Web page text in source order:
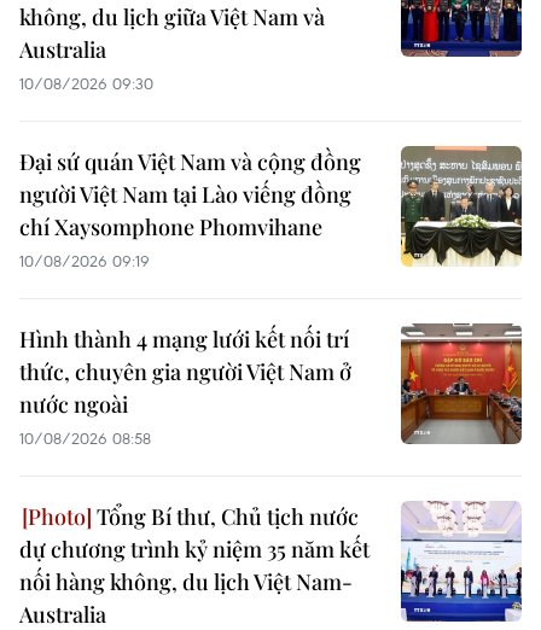
không, du lịch giữa Việt Nam và
Australia
10/08/2026 09:30
Đại sứ quán Việt Nam và cộng đồng
người Việt Nam tại Lào viếng đồng
chí Xaysomphone Phomvihane
10/08/2026 09:19
Hình thành 4 mạng lưới kết nối trí
thức, chuyên gia người Việt Nam ở
nước ngoài
10/08/2026 08:58
Tổng Bí thư, Chủ tịch nước
dự chương trình kỷ niệm 35 năm kết
nối hàng không, du lịch Việt Nam-
Australia